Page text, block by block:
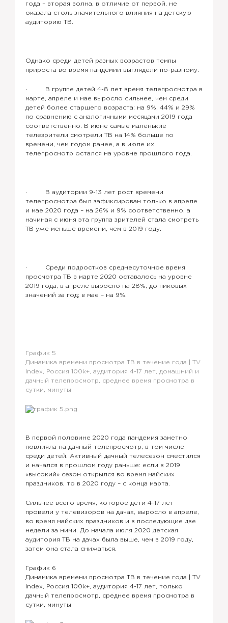
года – вторая волна, в отличие от первой, не
оказала столь значительного влияния на детскую
аудиторию ТВ.
Однако среди детей разных возрастов темпы
прироста во время пандемии выглядели по-разному:
· В группе детей 4-8 лет время телепросмотра в
марте, апреле и мае выросло сильнее, чем среди
детей более старшего возраста: на 9%, 44% и 29%
по сравнению с аналогичными месяцами 2019 года
соответственно. В июне самые маленькие
телезрители смотрели ТВ на 14% больше по
времени, чем годом ранее, а в июле их
телепросмотр остался на уровне прошлого года.
· В аудитории 9-13 лет рост времени
телепросмотра был зафиксирован только в апреле
и мае 2020 года – на 26% и 9% соответственно, а
начиная с июня эта группа зрителей стала смотреть
ТВ уже меньше времени, чем в 2019 году.
· Среди подростков среднесуточное время
просмотра ТВ в марте 2020 оставалось на уровне
2019 года, в апреле выросло на 28%, до пиковых
значений за год; в мае – на 9%.
График 5
Динамика времени просмотра ТВ в течение года | TV
Index , Россия 100 k+, аудитория 4-17 лет, домашний и
дачный телепросмотр, среднее время просмотра в
сутки, минуты
В первой половине 2020 года пандемия заметно
повлияла на дачный телепросмотр, в том числе
среди детей. Активный дачный телесезон сместился
и начался в прошлом году раньше: если в 2019
«высокий» сезон открылся во время майских
праздников, то в 2020 году – с конца марта.
Сильнее всего время, которое дети 4-17 лет
провели у телевизоров на дачах, выросло в апреле,
во время майских праздников и в последующие две
недели за ними. До начала июля 2020 детская
аудитория ТВ на дачах была выше, чем в 2019 году,
затем она стала снижаться.
График 6
Динамика времени просмотра ТВ в течение года | TV
Index, Россия 100k+, аудитория 4-17 лет, только
дачный телепросмотр, среднее время просмотра в
сутки, минуты